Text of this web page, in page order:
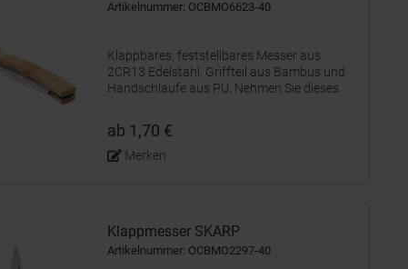
Artikelnummer: OCBMO6623-40
Klappbares, feststellbares Messer aus
2CR13 Edelstahl. Griffteil aus Bambus und
Handschlaufe aus PU. Nehmen Sie dieses
nächsten Campingausflug. Das Bambusholz
verleiht dem Messer ein natürliches...
ab 1,70 €
Merken
Klappmesser SKARP
Artikelnummer: OCBMO2297-40